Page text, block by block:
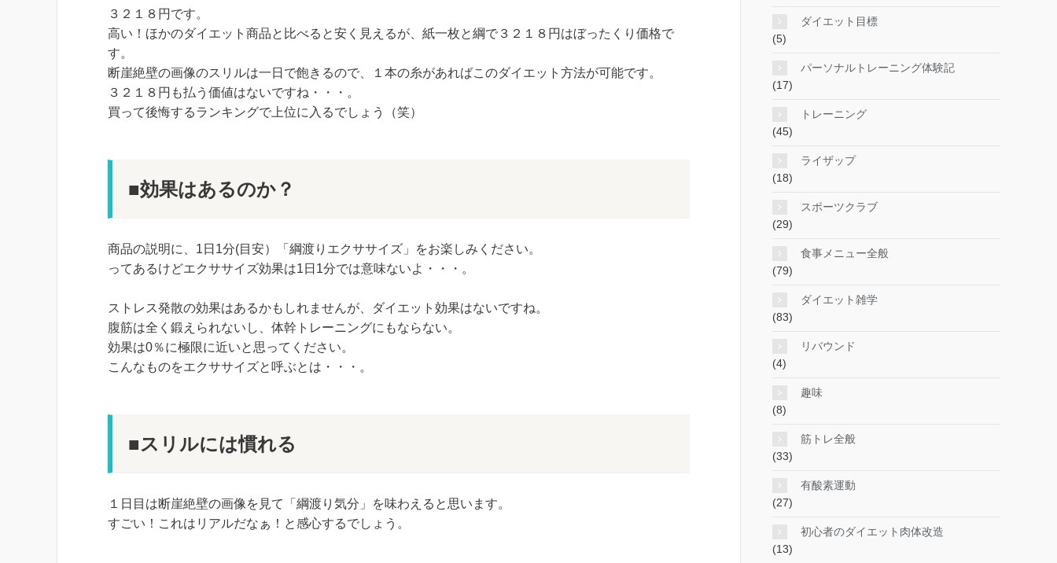
３２１８円です。
高い！ほかのダイエット商品と比べると安く見えるが、紙一枚と綱で３２１８円はぼったくり価格で
す。
断崖絶壁の画像のスリルは一日で飽きるので、１本の糸があればこのダイエット方法が可能です。
３２１８円も払う価値はないですね・・・。
買って後悔するランキングで上位に入るでしょう（笑）
■効果はあるのか？
商品の説明に、1日1分(目安）「綱渡りエクササイズ」をお楽しみください。
ってあるけどエクササイズ効果は1日1分では意味ないよ・・・。
ストレス発散の効果はあるかもしれませんが、ダイエット効果はないですね。
腹筋は全く鍛えられないし、体幹トレーニングにもならない。
効果は0％に極限に近いと思ってください。
こんなものをエクササイズと呼ぶとは・・・。
■スリルには慣れる
１日目は断崖絶壁の画像を見て「綱渡り気分」を味わえると思います。
すごい！これはリアルだなぁ！と感心するでしょう。
ダイエット目標
(5)
パーソナルトレーニング体験記
(17)
トレーニング
(45)
ライザップ
(18)
スポーツクラブ
(29)
食事メニュー全般
(79)
ダイエット雑学
(83)
リバウンド
(4)
趣味
(8)
筋トレ全般
(33)
有酸素運動
(27)
初心者のダイエット肉体改造
(13)